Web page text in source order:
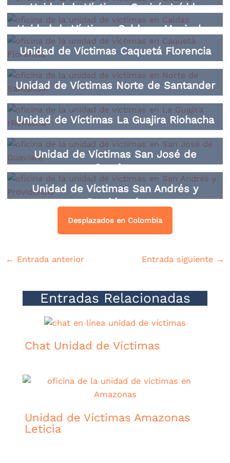
Unidad de Víctimas Guainía Inírida
Unidad de Víctimas Caldas y Manizales
Unidad de Víctimas Caquetá Florencia
Unidad de Víctimas Norte de Santander
Unidad de Víctimas La Guajira Riohacha
Unidad de Víctimas San José de
Guaviare
Unidad de Víctimas San Andrés y
Providencia
Desplazados en Colombia
← Entrada anterior Entrada siguiente →
Entradas Relacionadas
Chat Unidad de Víctimas
Unidad de Víctimas Amazonas
Leticia